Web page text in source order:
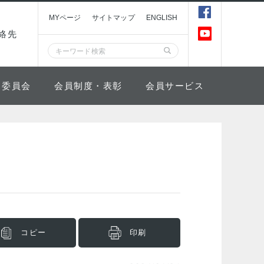
先
MYページ サイトマップ ENGLISH
委員会 会員制度・表彰 会員サービス
コピー 印刷